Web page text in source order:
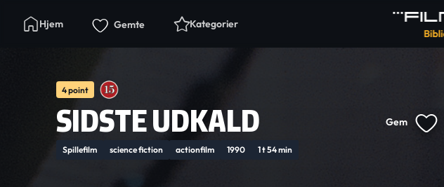
Hjem Gemte Kategorier
4 point
SIDSTE UDKALD Gem
Spillefilm science fiction actionfilm 1990 1 t 54 min